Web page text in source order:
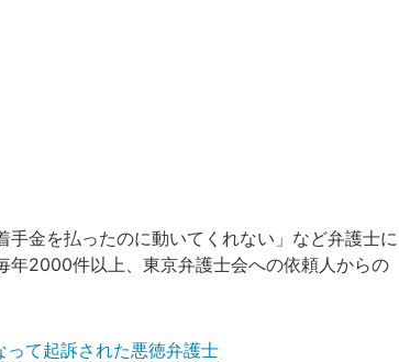
金を払ったのに動いてくれない」など弁護士に
年2000件以上、東京弁護士会への依頼人からの
って起訴された悪徳弁護士